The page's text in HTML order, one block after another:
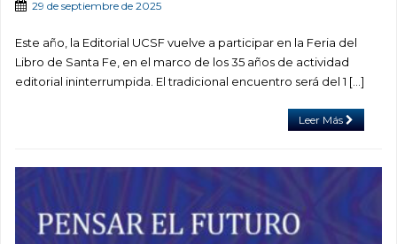
29 de septiembre de 2025
Este año, la Editorial UCSF vuelve a participar en la Feria del
Libro de Santa Fe, en el marco de los 35 años de actividad
editorial ininterrumpida. El tradicional encuentro será del 1 […]
Leer Más